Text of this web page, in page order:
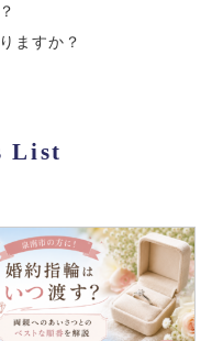
ますか？
List